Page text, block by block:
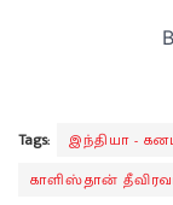
Tags: இந்தியா -
காளிஸ்தான்